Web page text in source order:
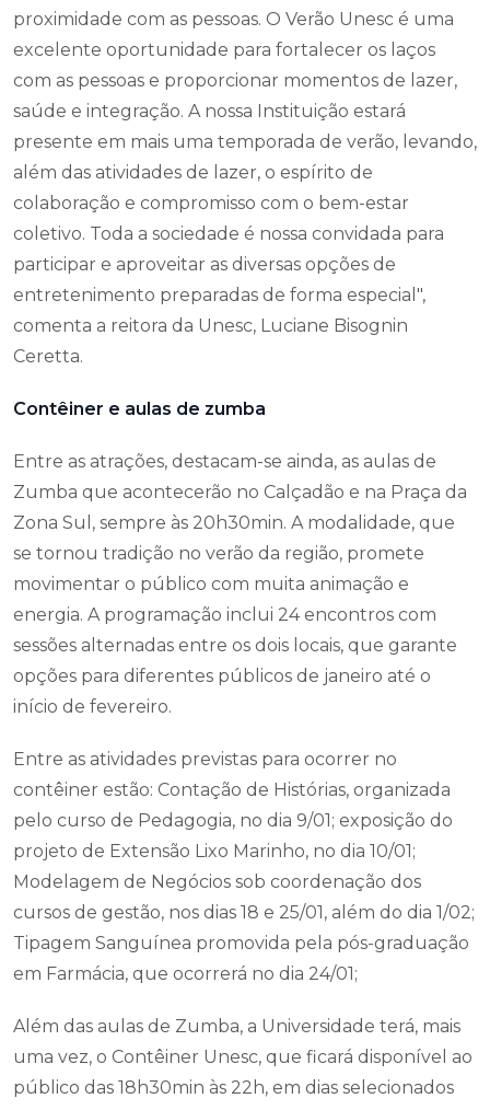
proximidade com as pessoas. O Verão Unesc é uma
excelente oportunidade para fortalecer os laços
com as pessoas e proporcionar momentos de lazer,
saúde e integração. A nossa Instituição estará
presente em mais uma temporada de verão, levando,
além das atividades de lazer, o espírito de
colaboração e compromisso com o bem-estar
coletivo. Toda a sociedade é nossa convidada para
participar e aproveitar as diversas opções de
entretenimento preparadas de forma especial",
comenta a reitora da Unesc, Luciane Bisognin
Ceretta.
Contêiner e aulas de zumba
Entre as atrações, destacam-se ainda, as aulas de
Zumba que acontecerão no Calçadão e na Praça da
Zona Sul, sempre às 20h30min. A modalidade, que
se tornou tradição no verão da região, promete
movimentar o público com muita animação e
energia. A programação inclui 24 encontros com
sessões alternadas entre os dois locais, que garante
opções para diferentes públicos de janeiro até o
início de fevereiro.
Entre as atividades previstas para ocorrer no
contêiner estão: Contação de Histórias, organizada
pelo curso de Pedagogia, no dia 9/01; exposição do
projeto de Extensão Lixo Marinho, no dia 10/01;
Modelagem de Negócios sob coordenação dos
cursos de gestão, nos dias 18 e 25/01, além do dia 1/02;
Tipagem Sanguínea promovida pela pós-graduação
em Farmácia, que ocorrerá no dia 24/01;
Além das aulas de Zumba, a Universidade terá, mais
uma vez, o Contêiner Unesc, que ficará disponível ao
público das 18h30min às 22h, em dias selecionados